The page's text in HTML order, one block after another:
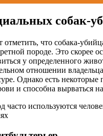
собак-
отметить, что собака-
породе. Это скорее
у определенного
отношении
Однако есть некоторые
и способна вырваться
часто используются